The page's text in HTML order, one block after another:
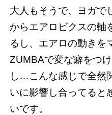
大人もそうで、ヨガで
からエアロビクスの軸
るし、エアロの動きを
ZUMBAで変な癖をつ
し…こんな感じで全然
いに影響し合ってると
いです。